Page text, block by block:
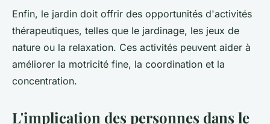
Enfin, le jardin doit offrir des opportunités d'activités
thérapeutiques, telles que le jardinage, les jeux de
nature ou la relaxation. Ces activités peuvent aider à
améliorer la motricité fine, la coordination et la
concentration.
L'implication des personnes dans le